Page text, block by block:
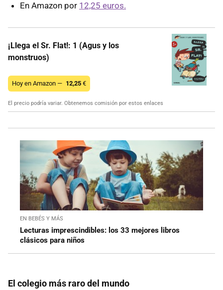
En Amazon por 12,25 euros.
¡Llega el Sr. Flat!: 1 (Agus y los
monstruos)
Hoy en Amazon — 12,25 €
El precio podría variar. Obtenemos comisión por estos enlaces
EN BEBÉS Y MÁS
Lecturas imprescindibles: los 33 mejores libros
clásicos para niños
El colegio más raro del mundo